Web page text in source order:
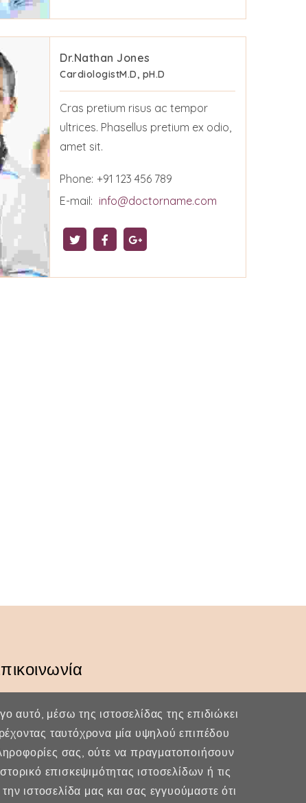
Dr.Nathan Jones
CardiologistM.D, pH.D
Cras pretium risus ac tempor
ultrices. Phasellus pretium ex odio,
amet sit.
Phone: +91 123 456 789
E-mail: info@doctorname.com
(30) 211 42 33 309
697 49 05 113
fexidr@gmail.com
αυτό, μέσω της ιστοσελίδας της επιδιώκει
ταυτόχρονα μία υψηλού επιπέδου
σας, ούτε να πραγματοποιήσουν
επισκεψιμότητας ιστοσελίδων ή τις
ιστοσελίδα μας και σας εγγυούμαστε ότι